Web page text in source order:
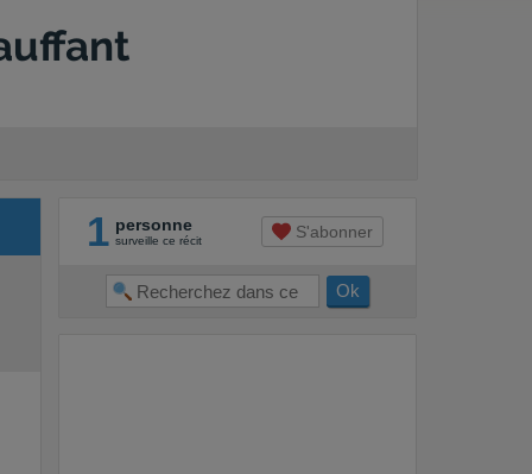
1 personne
surveille ce récit S'abonner